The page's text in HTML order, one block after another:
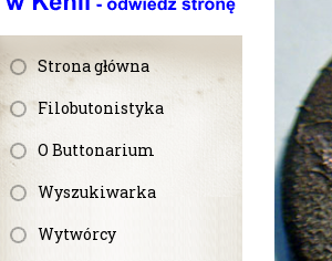
Strona główna
Filobutonistyka
O Buttonarium
Wyszukiwarka
Wytwórcy